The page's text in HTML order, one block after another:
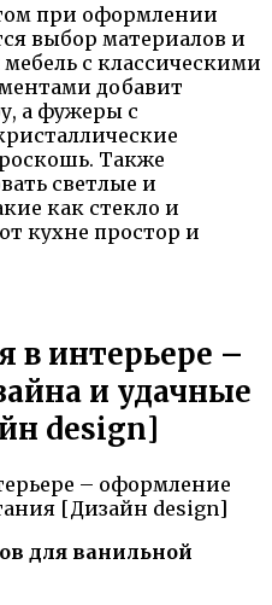
при оформлении
выбор материалов и
с классическими
добавит
а фужеры с
Также
светлые и
как стекло и
кухне простор и
в интерьере –
и удачные
design]
для ванильной